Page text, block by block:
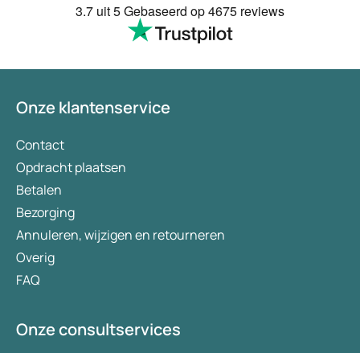
te smeken voor
(meer) geld, maar
3.7 uit 5Gebaseerd op4675 reviews
Onze klantenservice
Contact
Opdracht plaatsen
Betalen
Bezorging
Annuleren, wijzigen en retourneren
Overig
FAQ
Onze consultservices